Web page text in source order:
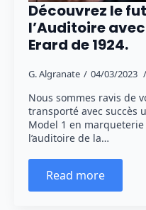
Découvrez le
l’Auditoire
Erard de 1924.
G. Algranate 04/03/2023
Nous sommes ravis de
transporté avec succès
Model 1 en marqueterie
l’auditoire de la…
Read more